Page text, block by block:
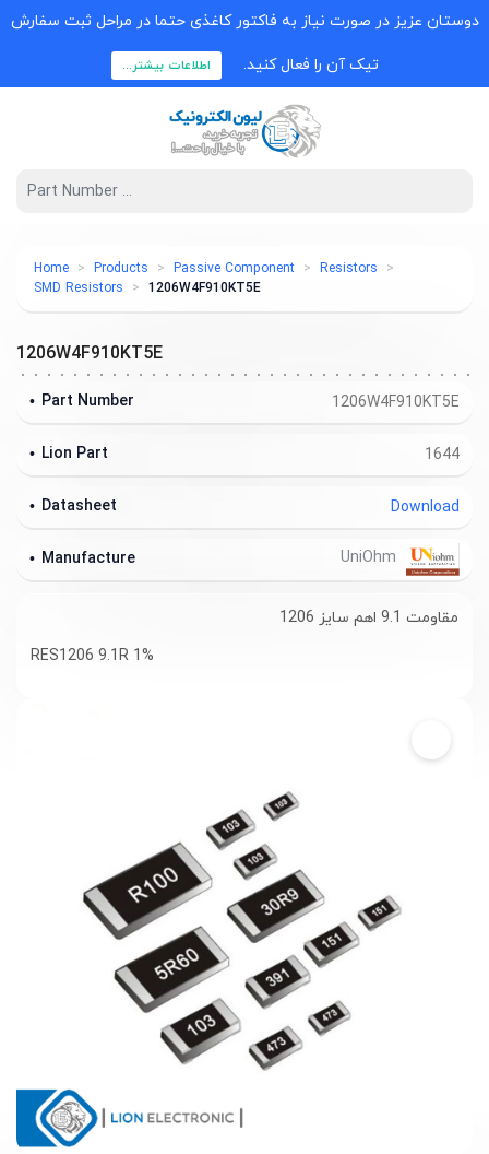
دوستان عزیز در صورت نیاز به فاکتور کاغذی حتما در مراحل ثبت سفارش
تیک آن را فعال کنید. اطلاعات بیشتر...
Home Products Passive Component
Resistors
SMD Resistors
1206W4F910KT5E
1206W4F910KT5E
1206W4F910KT5E
Part Number
1644
Lion Part
Download
Datasheet
Manufacture
مقاومت 9.1 اهم سایز 1206
RES1206 9.1R 1%